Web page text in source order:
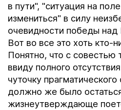
в пути", "ситуация на
измениться" в силу
очевидности победы над
Вот во все это хоть кто-
Понятно, что с совестью
ввиду полного
чуточку
должно же было
жизнеутверждающе